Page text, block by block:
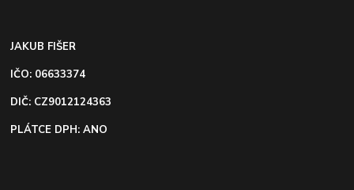
JAKUB FIŠER
IČO: 06633374
DIČ: CZ9012124363
PLÁTCE DPH: ANO